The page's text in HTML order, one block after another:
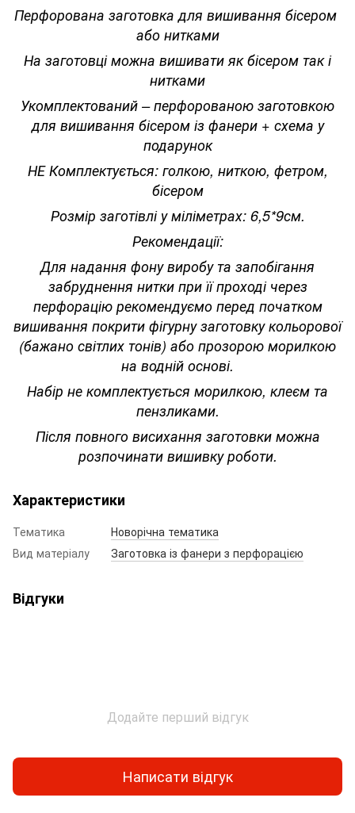
Перфорована заготовка для вишивання бісером
або нитками
На заготовці можна вишивати як бісером так і
нитками
Укомплектований – перфорованою заготовкою
для вишивання бісером із фанери + схема у
подарунок
НЕ Комплектується: голкою, ниткою, фетром,
бісером
Розмір заготівлі у міліметрах: 6,5*9см.
Рекомендації:
Для надання фону виробу та запобігання
забруднення нитки при її проході через
перфорацію рекомендуємо перед початком
вишивання покрити фігурну заготовку кольорової
(бажано світлих тонів) або прозорою морилкою
на водній основі.
Набір не комплектується морилкою, клеєм та
пензликами.
Після повного висихання заготовки можна
розпочинати вишивку роботи.
Характеристики
Тематика
Новорічна тематика
Вид матеріалу
Заготовка із фанери з перфорацією
Відгуки
Додайте перший відгук
Написати відгук